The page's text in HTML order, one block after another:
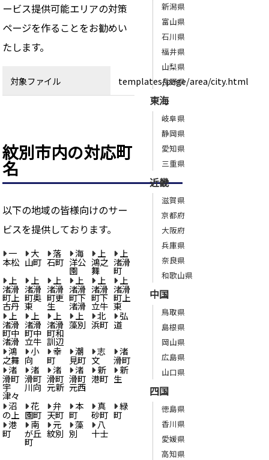
ービス提供可能エリアの対策
ページを作ることをお勧めい
たします。
対象ファイル templates/page/area/city.html
紋別市内の対応町
名
以下の地域の皆様向けのサー
ビスを提供しております。
一
本松
大
山町
落
石町
海
洋公
園
上
鴻之
舞
上
渚滑
町
上
渚滑
町上
古丹
上
渚滑
町奥
東
上
渚滑
町更
生
上
渚滑
町下
渚滑
上
渚滑
町下
立牛
上
渚滑
町上
東
上
渚滑
町中
渚滑
上
渚滑
町中
立牛
上
渚滑
町和
訓辺
上
藻別
北
浜町
弘
道
鴻
之舞
小
向
幸
町
潮
見町
志
文
渚
滑町
渚
滑町
宇
津々
渚
滑町
川向
渚
滑町
元新
渚
滑町
元西
新
港町
新
生
沼
の上
花
園町
弁
天町
本
町
真
砂町
緑
町
港
町
南
が丘
町
元
紋別
藻
別
八
十士
新潟県
富山県
石川県
福井県
山梨県
長野県
東海
岐阜県
静岡県
愛知県
三重県
近畿
滋賀県
京都府
大阪府
兵庫県
奈良県
和歌山県
中国
鳥取県
島根県
岡山県
広島県
山口県
四国
徳島県
香川県
愛媛県
高知県